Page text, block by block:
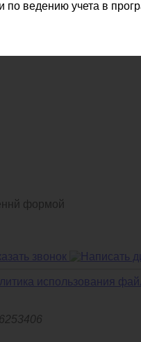
формой
звонок
использования
по ведению учета в